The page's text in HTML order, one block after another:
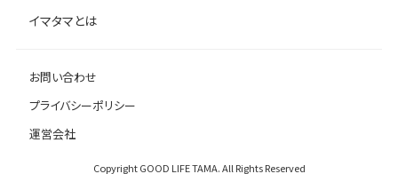
イマタマとは
お問い合わせ
プライバシーポリシー
運営会社
Copyright GOOD LIFE TAMA. All Rights Reserved